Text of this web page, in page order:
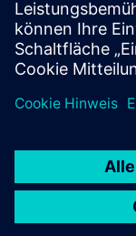
Entscheidungen.
Mehr erfahren